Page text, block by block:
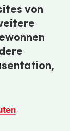
von